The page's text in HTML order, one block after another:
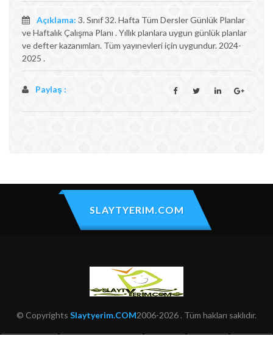
Açıklama: 3. Sınıf 32. Hafta Tüm Dersler Günlük Planlar
ve Haftalık Çalışma Planı . Yıllık planlara uygun günlük planlar
ve defter kazanımları. Tüm yayınevleri için uygundur. 2024-
2025 .
Paylaş :
SLAYTYERIM.COM
© Copyrights Slaytyerim.COM2006-2026 . Tüm hakları saklıdır.